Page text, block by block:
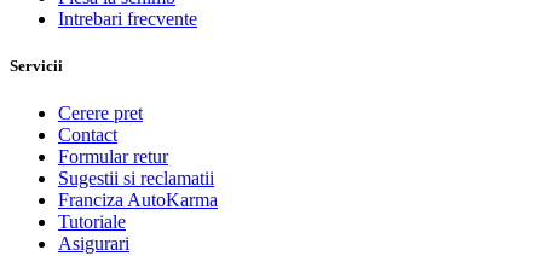
Intrebari frecvente
Servicii
Cerere pret
Contact
Formular retur
Sugestii si reclamatii
Franciza AutoKarma
Tutoriale
Asigurari